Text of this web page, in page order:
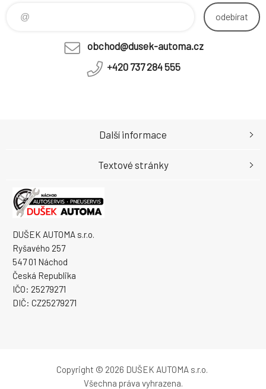
odebírat
obchod@dusek-automa.cz
+420 737 284 555
DUŠEK AUTOMA s.r.o.
Ryšavého 257
547 01 Náchod
Česká Republika
IČO: 25279271
DIČ: CZ25279271
Další informace
Textové stránky
Copyright © 2026 DUŠEK AUTOMA s.r.o.
Všechna práva vyhrazena.